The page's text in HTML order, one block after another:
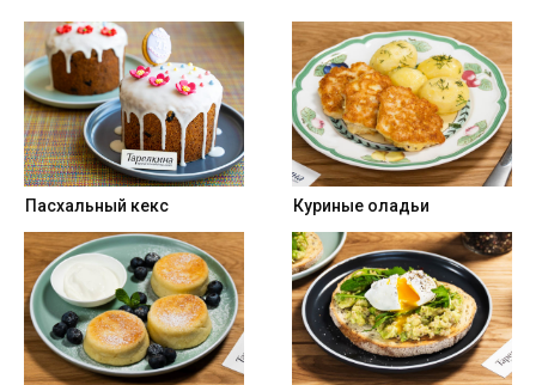
Пасхальный кекс Куриные оладьи